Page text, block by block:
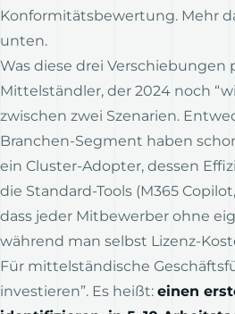
Konformitätsbewertung. Mehr
unten.
Was diese drei Verschiebungen
Mittelständler, der 2024 noch
zwischen zwei Szenarien.
Branchen-Segment haben
ein Cluster-Adopter, dessen
die Standard-Tools (M365
dass jeder Mitbewerber ohne
während man selbst Lizenz-
Für mittelständische
investieren”. Es heißt: einen